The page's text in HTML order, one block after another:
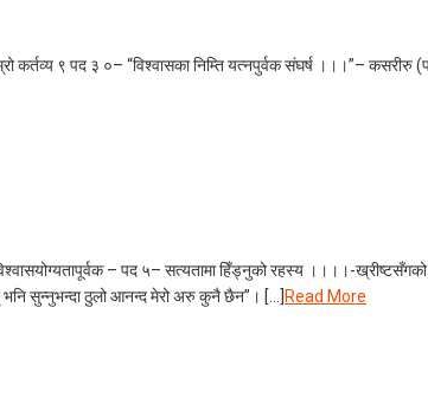
९ पद ३ ०– “विश्वासका निम्ति यत्नपुर्वक संघर्ष ।।।”– कसरीरु
– पद ५– सत्यतामा हिँड्नुको रहस्य ।।।।-ख्रीष्टसँगको
भनि सुन्नुभन्दा ठुलो आनन्द मेरो अरु कुनै छैन”। […]Read More